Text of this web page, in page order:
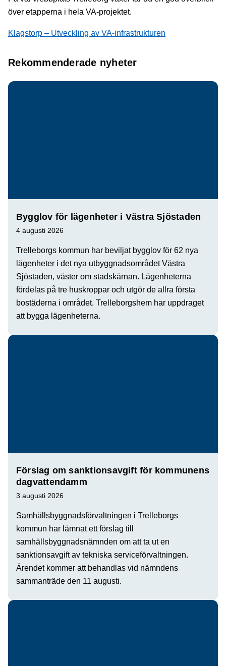
över etapperna i hela VA-projektet.
Klagstorp – Utveckling av VA-infrastrukturen
Rekommenderade nyheter
Bygglov för lägenheter i Västra Sjöstaden
4 augusti 2026
Trelleborgs kommun har beviljat bygglov för 62 nya
lägenheter i det nya utbyggnadsområdet Västra
Sjöstaden, väster om stadskärnan. Lägenheterna
fördelas på tre huskroppar och utgör de allra första
bostäderna i området. Trelleborgshem har uppdraget
att bygga lägenheterna.
Förslag om sanktionsavgift för kommunens
dagvattendamm
3 augusti 2026
Samhällsbyggnadsförvaltningen i Trelleborgs
kommun har lämnat ett förslag till
samhällsbyggnadsnämnden om att ta ut en
sanktionsavgift av tekniska serviceförvaltningen.
Ärendet kommer att behandlas vid nämndens
sammanträde den 11 augusti.